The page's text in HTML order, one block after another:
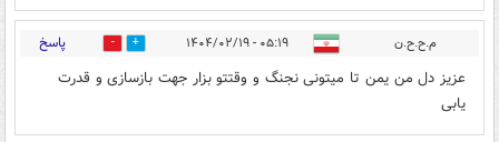
م.ح.ح.ن ۰۵:۱۹ - ۱۴۰۴/۰۲/۱۹ 1 پاسخ
عزیز دل من یمن تا میتونی نجنگ و وقتتو بزار جهت بازسازی و قدرت
یابی